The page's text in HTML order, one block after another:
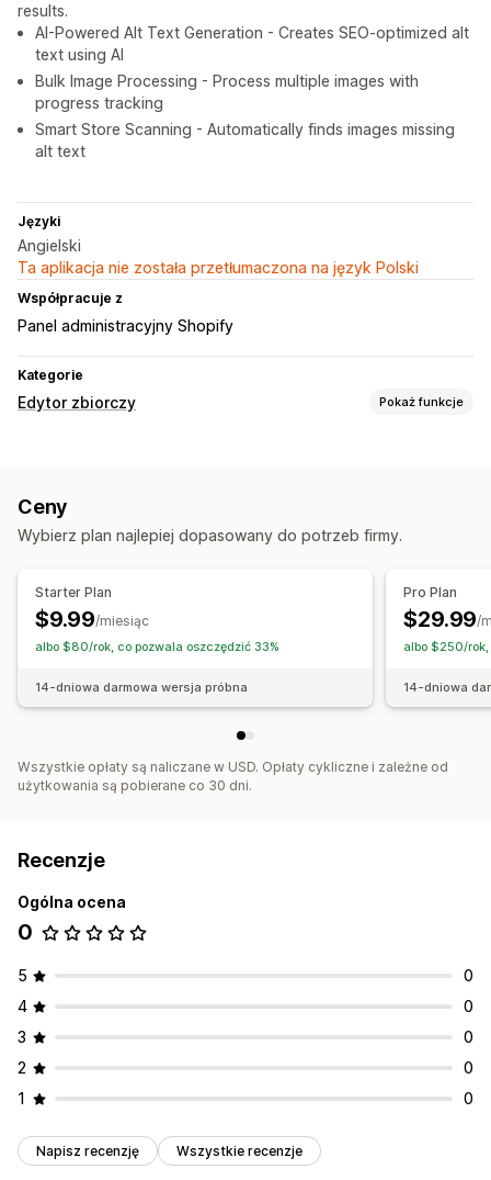
results.
AI-Powered Alt Text Generation - Creates SEO-optimized alt
text using AI
Bulk Image Processing - Process multiple images with
progress tracking
Smart Store Scanning - Automatically finds images missing
alt text
Języki
Angielski
Ta aplikacja nie została przetłumaczona na język Polski
Współpracuje z
Panel administracyjny Shopify
Kategorie
Edytor zbiorczy Pokaż funkcje
Działania
Ceny
Wybierz plan najlepiej dopasowany do potrzeb firmy.
Starter Plan
$9.99/miesiąc
albo $80/rok, co pozwala oszczędzić 33%
14-dniowa darmowa wersja próbna
Pro Plan
$29.99/
albo $250/rok,
14-dniowa
Wszystkie opłaty są naliczane w USD. Opłaty cykliczne i zależne od
użytkowania są pobierane co 30 dni.
Recenzje
Ogólna ocena
0
5
0
4
0
3
0
2
0
1
0
Napisz recenzję Wszystkie recenzje